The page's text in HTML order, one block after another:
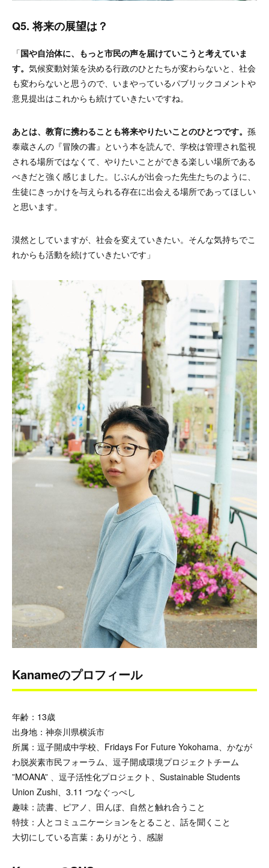
Q5. 将来の展望は？
「国や自治体に、もっと市民の声を届けていこうと考えていま
す。 気候変動対策を決める行政のひとたちが変わらないと、社会
も変わらないと思うので、いまやっているパブリックコメントや
意見提出はこれからも続けていきたいですね。
あとは、教育に携わることも将来やりたいことのひとつです。 孫
泰蔵さんの『冒険の書』という本を読んで、学校は管理され監視
される場所ではなくて、やりたいことができる楽しい場所である
べきだと強く感じました。じぶんが出会った先生たちのように、
生徒にきっかけを与えられる存在に出会える場所であってほしい
と思います。
漠然としていますが、社会を変えていきたい。そんな気持ちでこ
れからも活動を続けていきたいです」
Kanameのプロフィール
年齢：13歳
出身地：神奈川県横浜市
所属：逗子開成中学校、Fridays For Future Yokohama、かなが
わ脱炭素市民フォーラム、逗子開成環境プロジェクトチーム
”MOANA” 、逗子活性化プロジェクト、Sustainable Students
Union Zushi、3.11 つなぐっぺし
趣味：読書、ピアノ、田んぼ、自然と触れ合うこと
特技：人とコミュニケーションをとること、話を聞くこと
大切にしている言葉：ありがとう、感謝